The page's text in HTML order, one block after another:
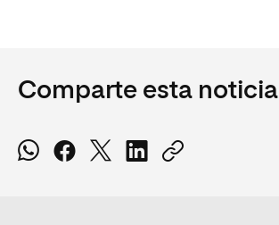
Comparte esta noticia